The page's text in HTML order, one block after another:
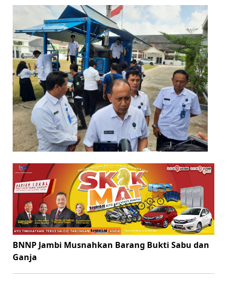
BNNP Jambi Musnahkan Barang Bukti Sabu dan
Ganja